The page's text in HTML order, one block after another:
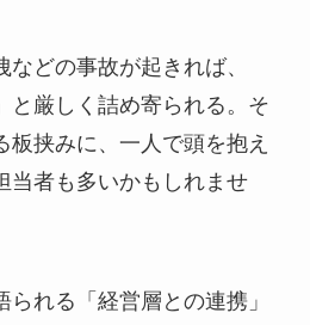
どの事故が起きれば、
と厳しく詰め寄られる。そ
板挟みに、一人で頭を抱え
当者も多いかもしれませ
れる「経営層との連携」